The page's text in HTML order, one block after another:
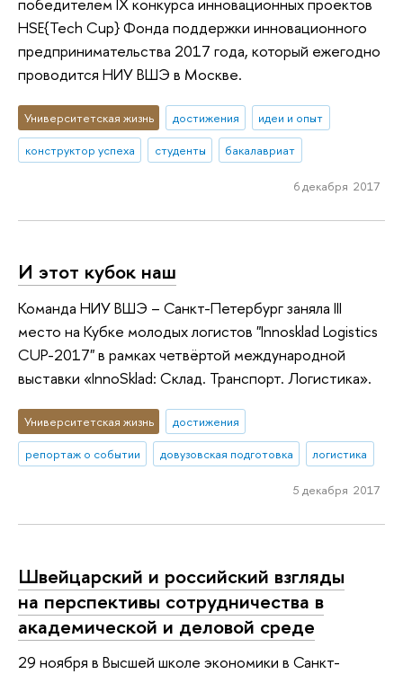
HSE{Tech Cup} Фонда поддержки инновационного
предпринимательства 2017 года, который ежегодно
проводится НИУ ВШЭ в Москве.
Университетская жизнь достижения
идеи и опыт
конструктор успеха
студенты бакалавриат
6 декабря 2017
И этот кубок наш
Команда НИУ ВШЭ – Санкт-Петербург заняла III
место на Кубке молодых логистов "Innosklad Logistics
CUP-2017" в рамках четвёртой международной
выставки «InnoSklad: Склад. Транспорт. Логистика».
Университетская жизнь
достижения
репортаж о событии
довузовская подготовка логистика
5 декабря 2017
Швейцарский и российский взгляды
на перспективы сотрудничества в
академической и деловой среде
29 ноября в Высшей школе экономики в Санкт-